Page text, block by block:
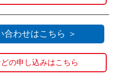
合わせはこちら ＞
の申し込みはこちら